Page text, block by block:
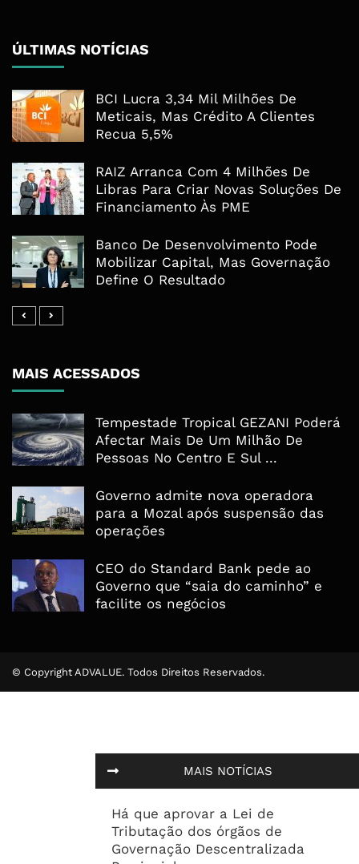
MAIS NOTÍCIAS
Há que aprovar a Lei de
Tributação dos órgãos de
Governação Descentralizada
ÚLTIMAS NOTÍCIAS
BCI Lucra 3,34 Mil Milhões De
Meticais, Mas Crédito A Clientes
Recua 5,5%
RAIZ Arranca Com 4 Milhões De
Libras Para Criar Novas Soluções De
Financiamento Às PME
Banco De Desenvolvimento Pode
Mobilizar Capital, Mas Governação
Define O Resultado
MAIS ACESSADOS
Tempestade Tropical GEZANI Poderá
Afectar Mais De Um Milhão De
Pessoas No Centro E Sul ...
Governo admite nova operadora
para a Mozal após suspensão das
operações
CEO do Standard Bank pede ao
Governo que “saia do caminho” e
facilite os negócios
© Copyright ADVALUE. Todos Direitos Reservados.